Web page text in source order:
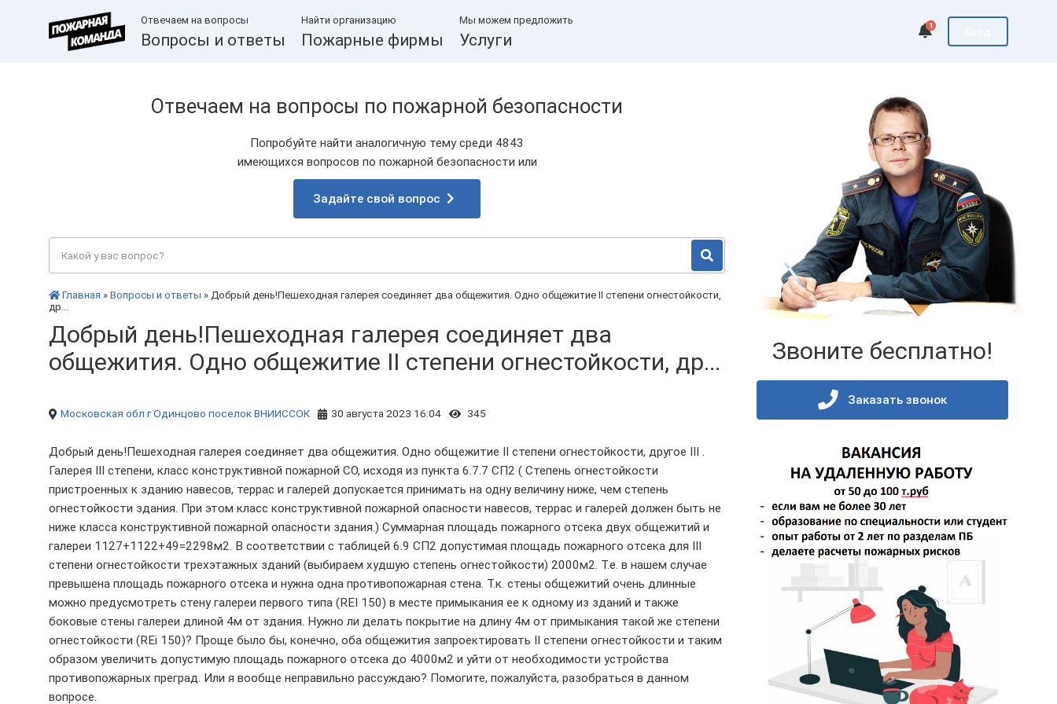
Отвечаем на вопросы
Вопросы и ответы
Найти организацию
Пожарные фирмы
Мы можем предложить
Услуги
1
Отвечаем на вопросы по пожарной безопасности
Попробуйте найти аналогичную тему среди 4843
имеющихся вопросов по пожарной безопасности или
Задайте свой вопрос
Главная » Вопросы и ответы » Добрый день!Пешеходная галерея соединяет два общежития. Одно общежитие II степени огнестойкости,
др...
Добрый день!Пешеходная галерея соединяет два
общежития. Одно общежитие II степени огнестойкости, др...
Московская обл г Одинцово поселок ВНИИССОК 30 августа 2023 16:04 345
Добрый день!Пешеходная галерея соединяет два общежития. Одно общежитие II степени огнестойкости, другое III .
Галерея III степени, класс конструктивной пожарной СO, исходя из пункта 6.7.7 СП2 ( Степень огнестойкости
пристроенных к зданию навесов, террас и галерей допускается принимать на одну величину ниже, чем степень
огнестойкости здания. При этом класс конструктивной пожарной опасности навесов, террас и галерей должен быть не
ниже класса конструктивной пожарной опасности здания.) Суммарная площадь пожарного отсека двух общежитий и
галереи 1127+1122+49=2298м2. В соответствии с таблицей 6.9 СП2 допустимая площадь пожарного отсека для III
степени огнестойкости трехэтажных зданий (выбираем худшую степень огнестойкости) 2000м2. Т.е. в нашем случае
превышена площадь пожарного отсека и нужна одна противопожарная стена. Т.к. стены общежитий очень длинные
можно предусмотреть стену галереи первого типа (REI 150) в месте примыкания ее к одному из зданий и также
боковые стены галереи длиной 4м от здания. Нужно ли делать покрытие на длину 4м от примыкания такой же cтепени
огнестойкости (REi 150)? Проще было бы, конечно, оба общежития запроектировать II степени огнестойкости и таким
образом увеличить допустимую площадь пожарного отсека до 4000м2 и уйти от необходимости устройства
противопожарных преград. Или я вообще неправильно рассуждаю? Помогите, пожалуйста, разобраться в данном
вопросе.
Звоните бесплатно!
Заказать звонок